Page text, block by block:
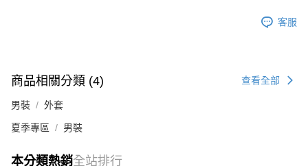
客服
商品相關分類 (4) 查看全部
男裝 外套
夏季專區 男裝
本分類熱銷全站排行